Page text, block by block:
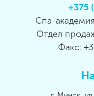
+375
Спа-
Отдел
Факс: